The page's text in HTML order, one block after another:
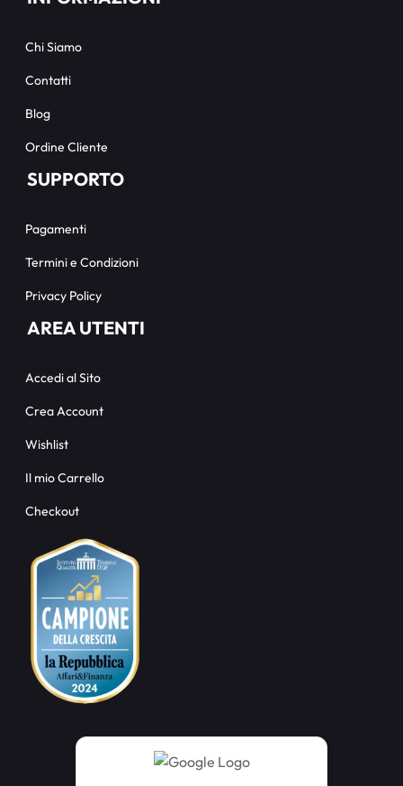
Chi Siamo
Contatti
Blog
Ordine Cliente
SUPPORTO
Pagamenti
Termini e Condizioni
Privacy Policy
AREA UTENTI
Accedi al Sito
Crea Account
Wishlist
Il mio Carrello
Checkout